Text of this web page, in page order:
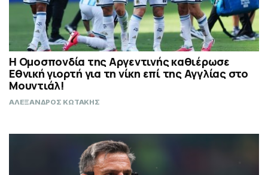
Η Ομοσπονδία της Αργεντινής καθιέρωσε
Εθνική γιορτή για τη νίκη επί της Αγγλίας στο
Μουντιάλ!
ΑΛΕΞΑΝΔΡΟΣ ΚΩΤΑΚΗΣ